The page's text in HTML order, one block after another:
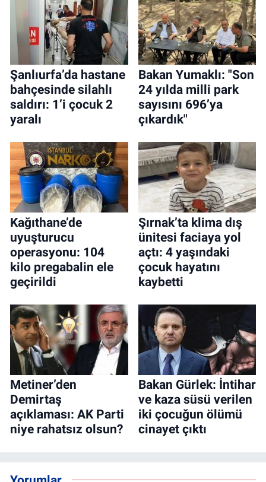
Şanlıurfa’da hastane
bahçesinde silahlı
saldırı: 1’i çocuk 2
yaralı
Bakan Yumaklı: "Son
24 yılda milli park
sayısını 696’ya
çıkardık"
Kağıthane’de
uyuşturucu
operasyonu: 104
kilo pregabalin ele
geçirildi
Şırnak’ta klima dış
ünitesi faciaya yol
açtı: 4 yaşındaki
çocuk hayatını
kaybetti
Metiner’den
Demirtaş
açıklaması: AK Parti
niye rahatsız olsun?
Bakan Gürlek: İntihar
ve kaza süsü verilen
iki çocuğun ölümü
cinayet çıktı